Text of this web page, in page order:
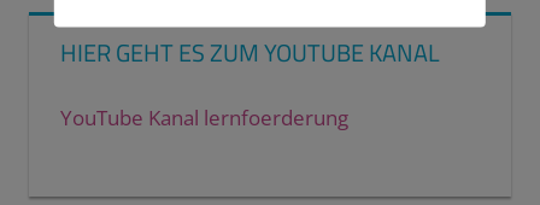
HIER GEHT ES ZUM YOUTUBE KANAL
YouTube Kanal lernfoerderung